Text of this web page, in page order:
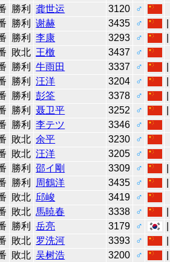
勝利 龚世运 3120
♂
勝利 谢赫 3435 ♂
勝利 李康 3293 ♂
敗北 王檄 3437
♂
勝利 牛雨田 3337 ♂
勝利 汪洋 3204 ♂
勝利 彭筌 3378 ♂
勝利 聂卫平 3252 ♂
勝利 李テツ 3346
♂
敗北 余平 3230
♂
敗北 汪洋 3205
♂
勝利 邵イ剛 3309 ♂
勝利 周鶴洋 3435 ♂
敗北 邱峻 3419
♂
敗北 馬暁春 3338 ♂
勝利 岳亮 3179 ♂
敗北 罗洗河 3393 ♂
敗北 吴树浩 3200 ♂